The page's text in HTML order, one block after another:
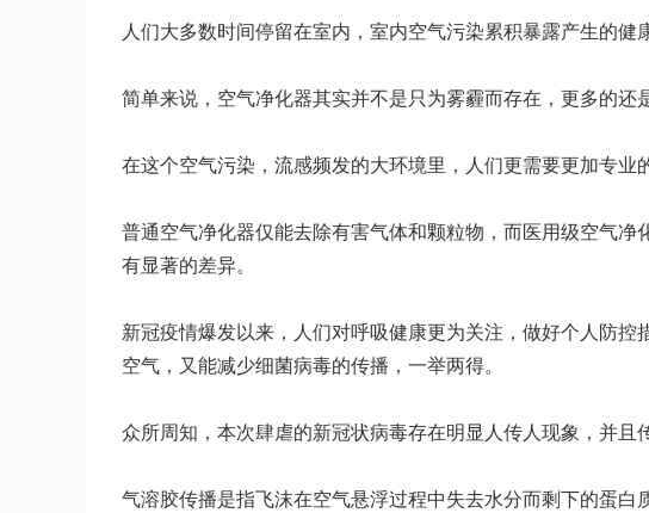
人们大多数时间停留在室内，室内空气污染累积暴露产生的健
简单来说，空气净化器其实并不是只为雾霾而存在，更多的还
在这个空气污染，流感频发的大环境里，人们更需要更加专业
普通空气净化器仅能去除有害气体和颗粒物，而医用级空气
有显著的差异。
新冠疫情爆发以来，人们对呼吸健康更为关注，做好个人防
空气，又能减少细菌病毒的传播，一举两得。
众所周知，本次肆虐的新冠状病毒存在明显人传人现象，并且
气溶胶传播是指飞沫在空气悬浮过程中失去水分而剩下的蛋